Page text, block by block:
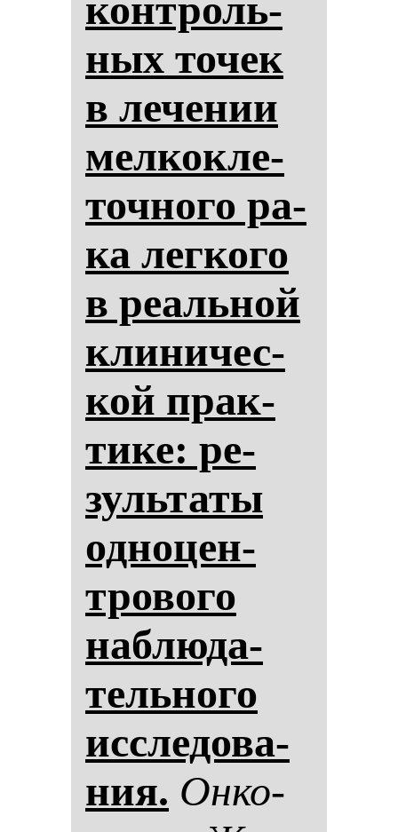
кон­троль­
ных то­чек
в ле­че­нии
мел­кок­ле­
точ­но­го ра­
ка лег­ко­го
в ре­аль­ной
кли­ни­чес­
кой прак­
ти­ке: ре­
зуль­та­ты
од­но­цен­
тро­во­го
наб­лю­да­
тель­но­го
ис­сле­до­ва­
ния. Он­ко­